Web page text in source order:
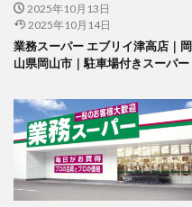
2025年10月13日
2025年10月14日
業務スーパー エブリイ津高店｜岡
山県岡山市｜駐車場付きスーパー